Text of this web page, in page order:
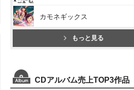
カモネギックス
もっと見る
CDアルバム売上TOP3作品